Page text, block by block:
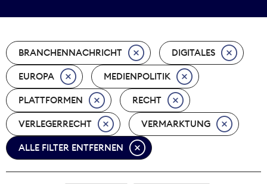
Nachhaltigkeit
Nachwuchs
Nova Award
Pressefreiheit
Print
BRANCHENNACHRICHT DIGITALES
EUROPA MEDIENPOLITIK
PLATTFORMEN RECHT
VERLEGERRECHT VERMARKTUNG
ALLE FILTER ENTFERNEN